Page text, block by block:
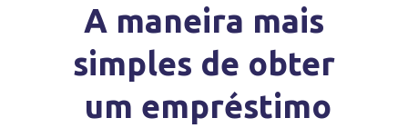
A maneira mais
simples de obter
um empréstimo